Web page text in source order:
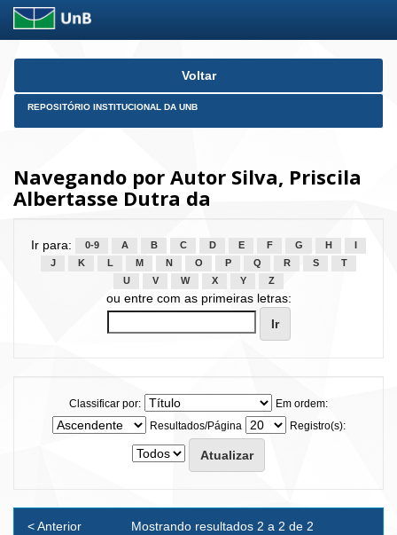
Skip
Voltar
REPOSITÓRIO INSTITUCIONAL DA UNB
Navegando por Autor Silva, Priscila
Albertasse Dutra da
Ir para: 0-9 A B C D E F G H
J
K L M N O P Q R S
T
U
V W X Y Z
ou entre com as primeiras letras:
Classificar por:
Em ordem:
Resultados/Página
Registro(s):
Mostrando resultados 2 a 2 de 2
< Anterior